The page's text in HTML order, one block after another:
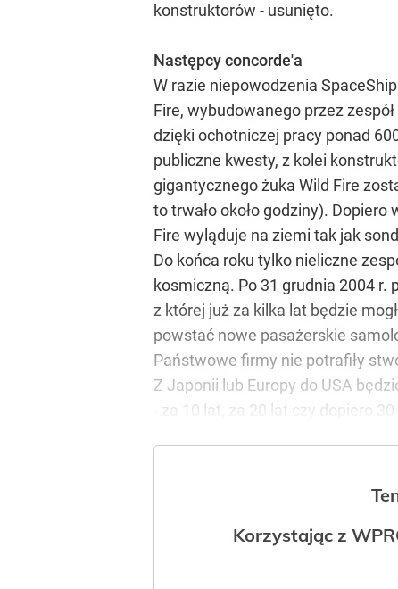
konstruktorów - usunięto.
Następcy concorde'a
W razie niepowodzenia
Fire, wybudowanego przez
dzięki ochotniczej pracy ponad
publiczne kwesty, z kolei
gigantycznego żuka Wild Fire
to trwało około godziny).
Fire wyląduje na ziemi tak jak
Do końca roku tylko nieliczne
kosmiczną. Po 31 grudnia 2004
z której już za kilka lat będzie
powstać nowe pasażerskie
Państwowe firmy nie potrafiły
Z Japonii lub Europy do USA
- za 10 lat, za 20 lat czy dopiero 30
Korzystając z